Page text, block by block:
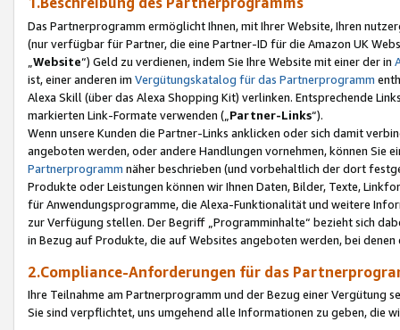
Das Partnerprogramm ermöglicht Ihnen, mit Ihrer Website, Ihren
(nur verfügbar für Partner, die eine Partner-ID für die Amazon UK
Website“) Geld zu verdienen, indem Sie Ihre Website mit einer der in
ist, einer anderen im Vergütungskatalog für das Partnerprogramm
Alexa Skill (über das Alexa Shopping Kit) verlinken. Entsprechende
markierten Link-Formate verwenden („ Partner-Links“).
Wenn unsere Kunden die Partner-Links anklicken oder sich damit
angeboten werden, oder andere Handlungen vornehmen, können Sie
Partnerprogramm näher beschrieben (und vorbehaltlich der dort
Produkte oder Leistungen können wir Ihnen Daten, Bilder, Texte,
für Anwendungsprogramme, die Alexa-Funktionalität und weitere
zur Verfügung stellen. Der Begriff „Programminhalte“ bezieht sich
in Bezug auf Produkte, die auf Websites angeboten werden, bei
2.Compliance-Anforderungen für das
Ihre Teilnahme am Partnerprogramm und der Bezug einer Vergütung
Sie sind verpflichtet, uns umgehend alle Informationen zu geben, die